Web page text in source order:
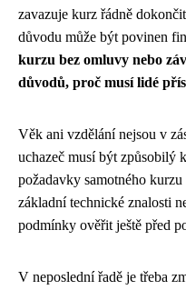
zavazuje kurz řádně
důvodu může být povinen
kurzu bez omluvy nebo
důvodů, proč musí lidé
Věk ani vzdělání nejsou v
uchazeč musí být způsobilý
požadavky samotného
základní technické znalosti
podmínky ověřit ještě před
V neposlední řadě je třeba